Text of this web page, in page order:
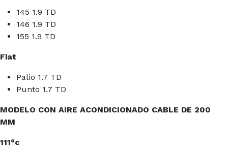
145 1.9 TD
146 1.9 TD
155 1.9 TD
Fiat
Palio 1.7 TD
Punto 1.7 TD
MODELO CON AIRE ACONDICIONADO CABLE DE 200
MM
111°c